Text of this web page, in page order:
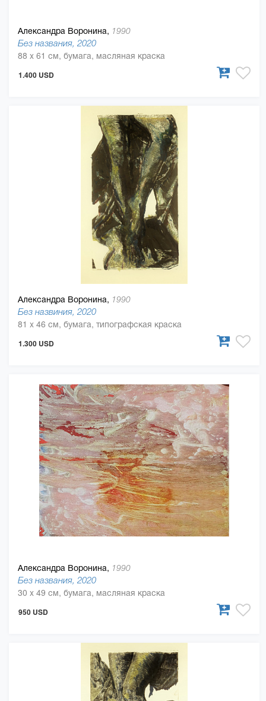
Александра Воронина, 1990
Без названия, 2020
88 x 61 см, бумага, масляная краска
1.400 USD
Александра Воронина, 1990
Без назвиния, 2020
81 x 46 см, бумага, типографская краска
1.300 USD
Александра Воронина, 1990
Без названия, 2020
30 x 49 см, бумага, масляная краска
950 USD